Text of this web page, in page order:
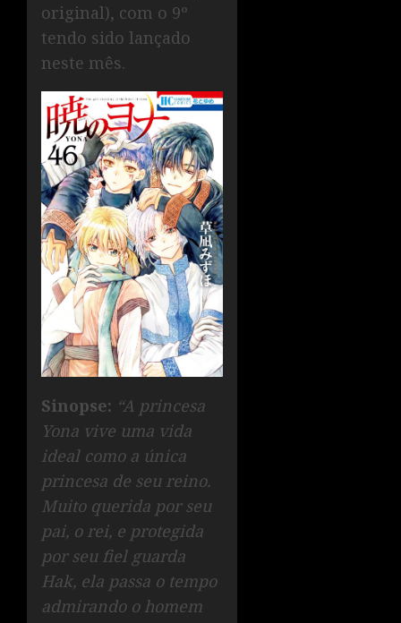
original), com o 9º
tendo sido lançado
neste mês.
Sinopse: “A princesa
Yona vive uma vida
ideal como a única
princesa de seu reino.
Muito querida por seu
pai, o rei, e protegida
por seu fiel guarda
Hak, ela passa o tempo
admirando o homem